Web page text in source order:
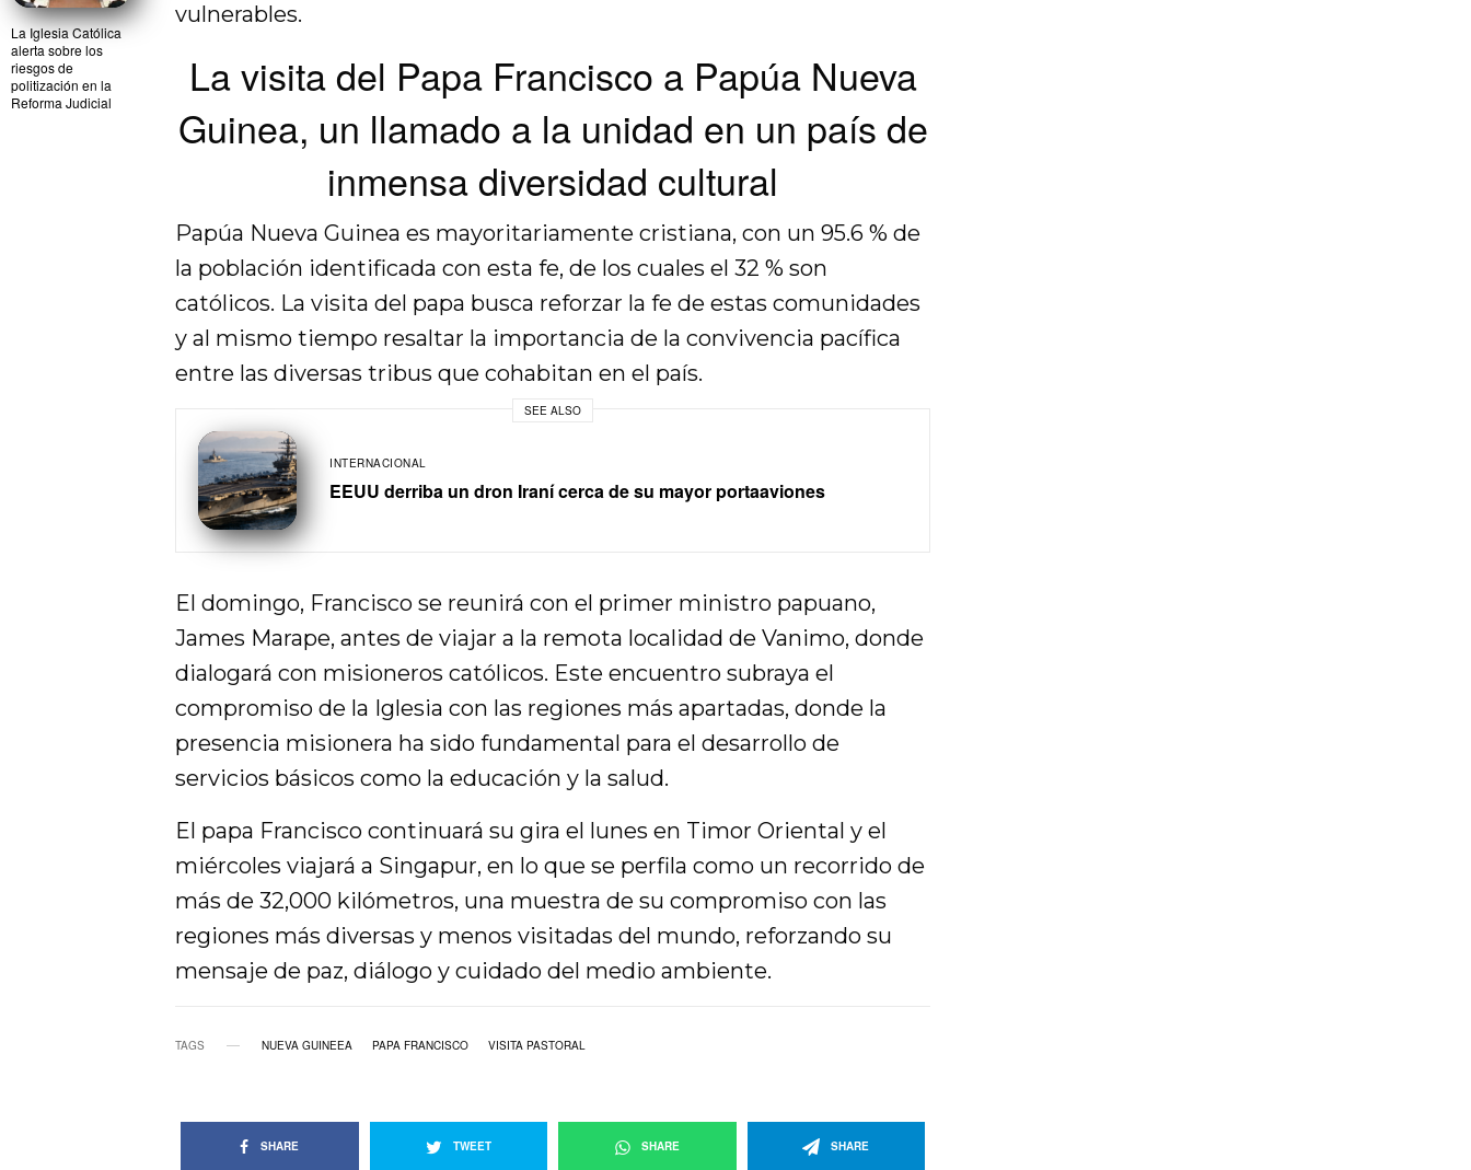
La Iglesia Católica
alerta sobre los
riesgos de
politización en la
Reforma Judicial
vulnerables.
La visita del Papa Francisco a Papúa Nueva
Guinea, un llamado a la unidad en un país de
inmensa diversidad cultural
Papúa Nueva Guinea es mayoritariamente cristiana, con un 95.6 % de
la población identificada con esta fe, de los cuales el 32 % son
católicos. La visita del papa busca reforzar la fe de estas comunidades
y al mismo tiempo resaltar la importancia de la convivencia pacífica
entre las diversas tribus que cohabitan en el país.
SEE ALSO
INTERNACIONAL
EEUU derriba un dron Iraní cerca de su mayor portaaviones
El domingo, Francisco se reunirá con el primer ministro papuano,
James Marape, antes de viajar a la remota localidad de Vanimo, donde
dialogará con misioneros católicos. Este encuentro subraya el
compromiso de la Iglesia con las regiones más apartadas, donde la
presencia misionera ha sido fundamental para el desarrollo de
servicios básicos como la educación y la salud.
El papa Francisco continuará su gira el lunes en Timor Oriental y el
miércoles viajará a Singapur, en lo que se perfila como un recorrido de
más de 32,000 kilómetros, una muestra de su compromiso con las
regiones más diversas y menos visitadas del mundo, reforzando su
mensaje de paz, diálogo y cuidado del medio ambiente.
TAGS NUEVA GUINEEA PAPA FRANCISCO VISITA PASTORAL
SHARE TWEET SHARE SHARE